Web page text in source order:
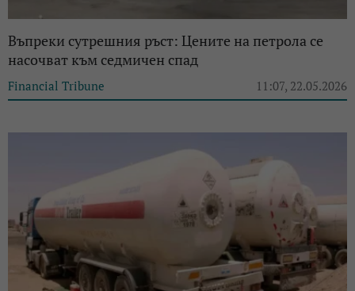
Въпреки сутрешния ръст: Цените на петрола се
насочват към седмичен спад
Financial Tribune 11:07, 22.05.2026